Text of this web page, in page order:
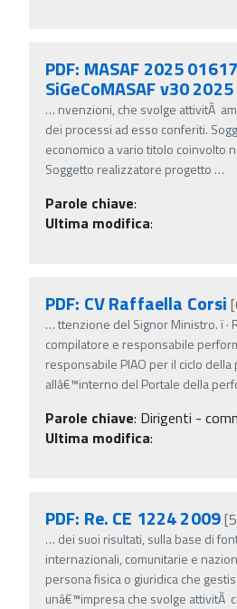
PDF: MASAF 2025
SiGeCoMASAF v30 2025
… nvenzioni, che svolge attivitÃ
dei processi ad esso conferiti.
economico a vario titolo coinvolto
Soggetto realizzatore progetto …
Parole chiave:
Ultima modifica:
PDF: CV Raffaella Corsi
…ttenzione del Signor Ministro. ï‚·
compilatore e responsabile
responsabile PIAO per il ciclo
allâ€™interno del Portale della
Parole chiave: Dirigenti -
Ultima modifica:
PDF: Re. CE 1224 2009
… dei suoi risultati, sulla base di
internazionali, comunitarie e
persona fisica o giuridica che
unâ€™impresa che svolge attivitÃ